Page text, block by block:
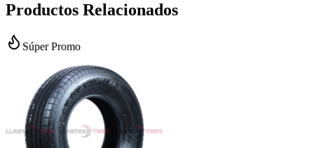
Productos Relacionados
Súper Promo